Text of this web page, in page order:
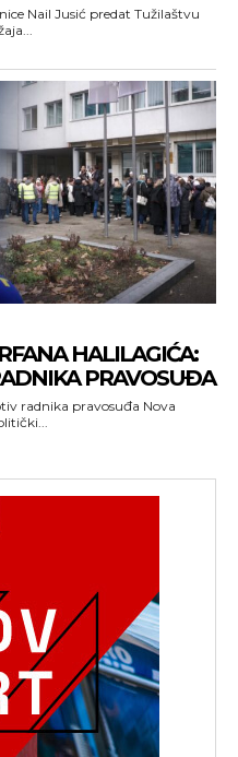
Nail Jusić predat Tužilaštvu
HALILAGIĆA:
PRAVOSUĐA
pravosuđa Nova